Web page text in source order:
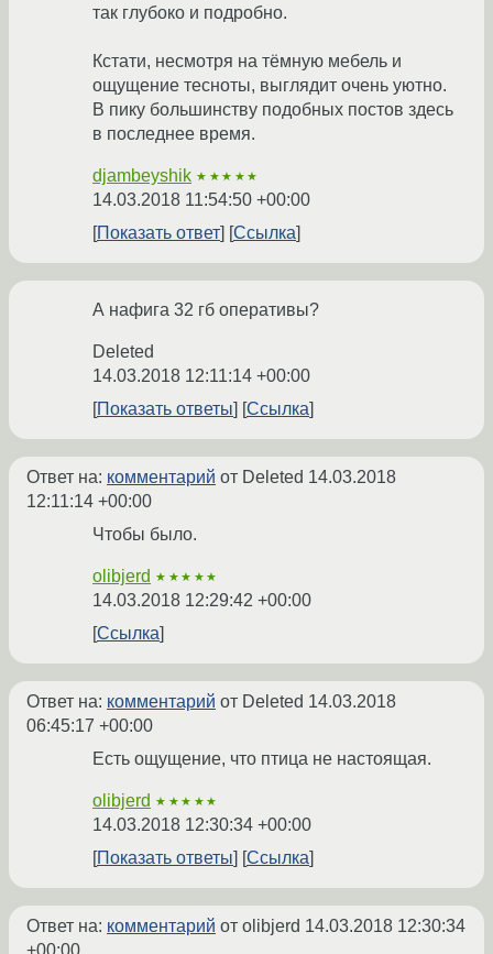
так глубоко и подробно.
Кстати, несмотря на тёмную мебель и
ощущение тесноты, выглядит очень уютно.
В пику большинству подобных постов здесь
в последнее время.
djambeyshik ★★★★★
14.03.2018 11:54:50 +00:00
Показать ответ
Ссылка
А нафига 32 гб оперативы?
Deleted
14.03.2018 12:11:14 +00:00
Показать ответы
Ссылка
Ответ на: комментарий от Deleted 14.03.2018
12:11:14 +00:00
Чтобы было.
olibjerd ★★★★★
14.03.2018 12:29:42 +00:00
Ссылка
Ответ на: комментарий от Deleted 14.03.2018
06:45:17 +00:00
Есть ощущение, что птица не настоящая.
olibjerd ★★★★★
14.03.2018 12:30:34 +00:00
Показать ответы
Ссылка
Ответ на: комментарий от olibjerd 14.03.2018 12:30:34